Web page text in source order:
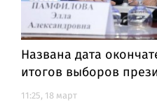
Названа дата
итогов выборов
11:25, 18 март